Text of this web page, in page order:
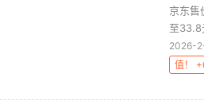
京东售
至33.8
2026-
值！